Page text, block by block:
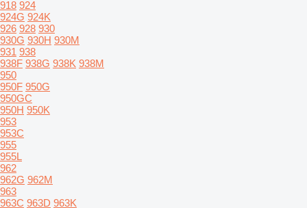
918 924
924G 924K
926 928 930
930G 930H 930M
931 938
938F 938G 938K 938M
950
950F 950G
950GC
950H 950K
953
953C
955
955L
962
962G 962M
963
963C 963D 963K